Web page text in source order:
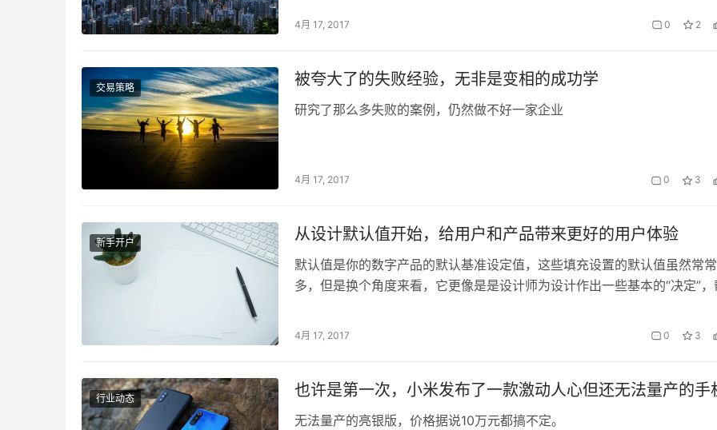
4月 17, 2017 0 2
交易策略 被夸大了的失败经验，无非是变相的成功学
研究了那么多失败的案例，仍然做不好一家企业
4月 17, 2017 0 3
新手开户 从设计默认值开始，给用户和产品带来更好的用户体验
默认值是你的数字产品的默认基准设定值，这些填充设置的默认值虽然常
多，但是换个角度来看，它更像是是设计师为设计作出一些基本的“决定”，
要，今天的文章，我们将会探讨设计师要如何设置默认值的样式、交互和字
4月 17, 2017 0 3
行业动态 也许是第一次，小米发布了一款激动人心但还无法量产的手
无法量产的亮银版，价格据说10万元都搞不定。